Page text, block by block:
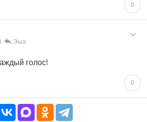
0
Эша
голос!
0